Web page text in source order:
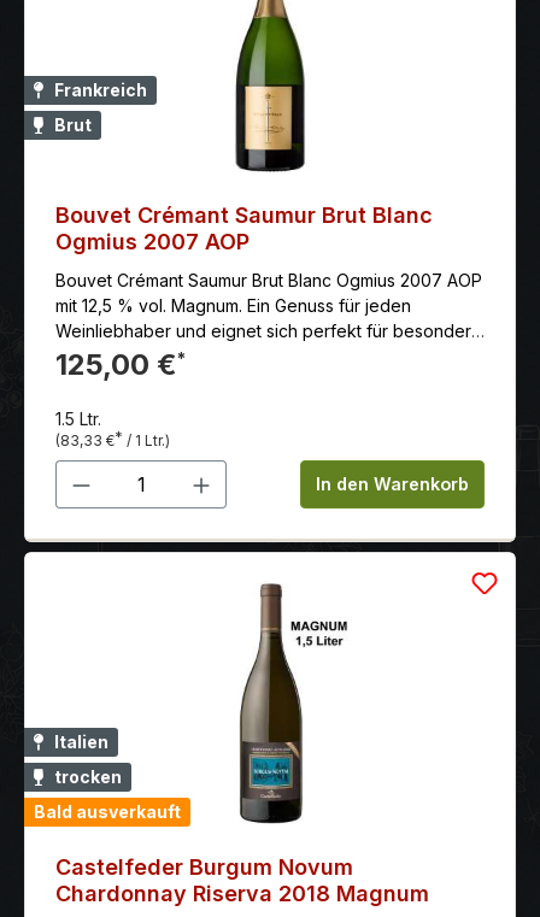
Frankreich
Brut
Bouvet Crémant Saumur Brut Blanc
Ogmius 2007 AOP
Bouvet Crémant Saumur Brut Blanc Ogmius 2007 AOP
mit 12,5 % vol. Magnum. Ein Genuss für jeden
Weinliebhaber und eignet sich perfekt für besondere
Anlässe.
125,00 €*
1.5 Ltr.
(83,33 €* / 1 Ltr.)
Produkt Anzahl: Gib denIn den Warenkorb
Italien
trocken
Bald ausverkauft
Castelfeder Burgum Novum
Chardonnay Riserva 2018 Magnum